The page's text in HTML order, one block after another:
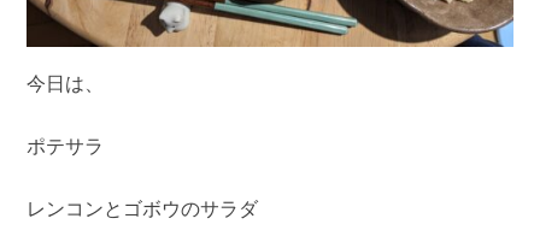
今日は、
ポテサラ
レンコンとゴボウのサラダ